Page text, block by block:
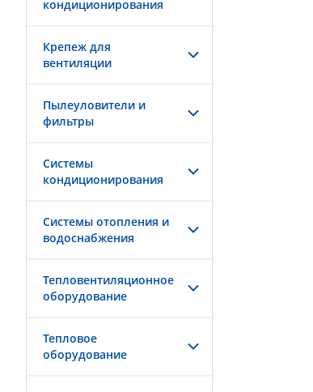
кондиционирования
Крепеж для
вентиляции
Пылеуловители и
фильтры
Системы
кондиционирования
Системы отопления и
водоснабжения
Тепловентиляционное
оборудование
Тепловое
оборудование